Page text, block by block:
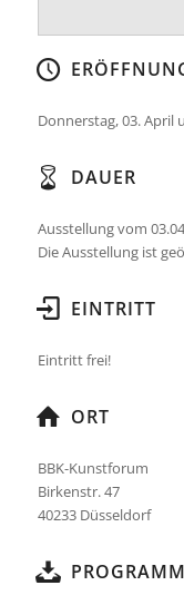
Donnerstag, 03. April
DAUER
Ausstellung vom
Die Ausstellung ist
EINTRITT
Eintritt frei!
ORT
BBK-Kunstforum
Birkenstr. 47
40233 Düsseldorf
PROGRAMM